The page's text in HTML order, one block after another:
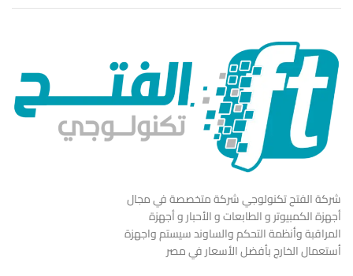
شركة الفتح تكنولوجي شركة متخصصة في مجال
أجهزة الكمبيوتر و الطابعات و الأحبار و أجهزة
المراقبة وأنظمة التحكم والساوند سيستم واجهزة
أستعمال الخارج بأفضل الأسعار في مصر